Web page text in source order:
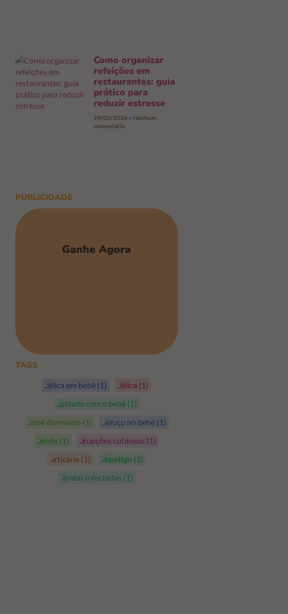
Como organizar
refeições em
restaurantes: guia
prático para
reduzir estresse
19/05/2026
Nenhum
comentário
PUBLICIDADE
Ganhe Agora
TAGS
cólica em bebê (1) cólica (1)
cuidado com o bebê (1)
bebê dormindo (1) soluço no bebê (1)
bebês (1) erupções cutáneas (1)
urticária (1) impetigo (1)
feridas infectadas (1)